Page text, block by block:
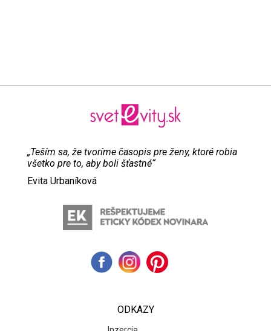
„Teším sa, že tvoríme časopis pre ženy, ktoré robia
všetko pre to, aby boli šťastné“
Evita Urbaníková
ODKAZY